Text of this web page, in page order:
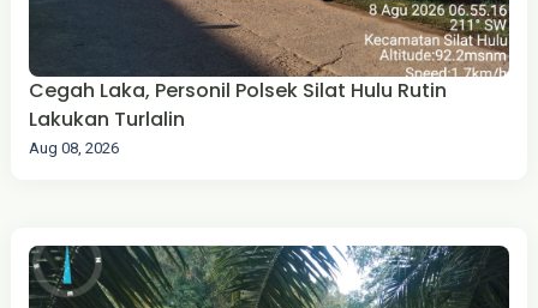
Cegah Laka, Personil Polsek Silat Hulu Rutin
Lakukan Turlalin
Aug 08, 2026